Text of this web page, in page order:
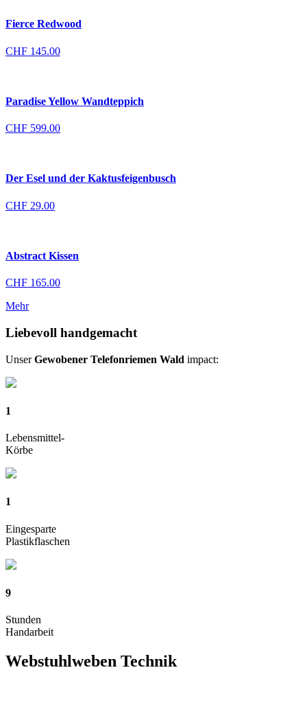
Fierce Redwood
CHF 145.00
Paradise Yellow Wandteppich
CHF 599.00
Der Esel und der Kaktusfeigenbusch
CHF 29.00
Abstract Kissen
CHF 165.00
Mehr
Liebevoll handgemacht
UnserGewobener Telefonriemen Wald impact:
1
Lebensmittel-
Körbe
1
Eingesparte
Plastikflaschen
9
Stunden
Handarbeit
Webstuhlweben Technik